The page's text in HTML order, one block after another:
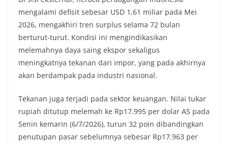
mengalami defisit sebesar USD 1,61 miliar pada Mei
2026, mengakhiri tren surplus selama 72 bulan
berturut-turut. Kondisi ini mengindikasikan
melemahnya daya saing ekspor sekaligus
meningkatnya tekanan dari impor, yang pada akhirnya
akan berdampak pada industri nasional.
Tekanan juga terjadi pada sektor keuangan. Nilai tukar
rupiah ditutup melemah ke Rp17.995 per dolar AS pada
Senin kemarin (6/7/2026), turun 32 poin dibandingkan
penutupan pasar sebelumnya sebesar Rp17.963 per